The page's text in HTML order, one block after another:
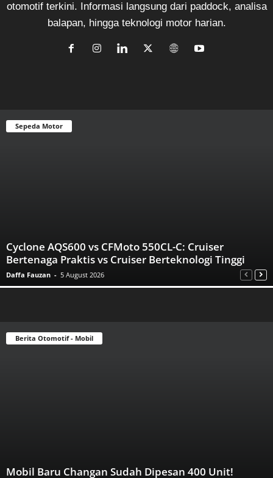
otomotif terkini. Informasi langsung dari paddock, analisa
balapan, hingga teknologi motor harian.
Sepeda Motor
Cyclone AQS600 vs CFMoto 550CL-C: Cruiser
Bertenaga Praktis vs Cruiser Berteknologi Tinggi
Daffa Fauzan - 5 August 2026
Berita Otomotif - Mobil
Mobil Baru Changan Sudah Dipesan 400 Unit!